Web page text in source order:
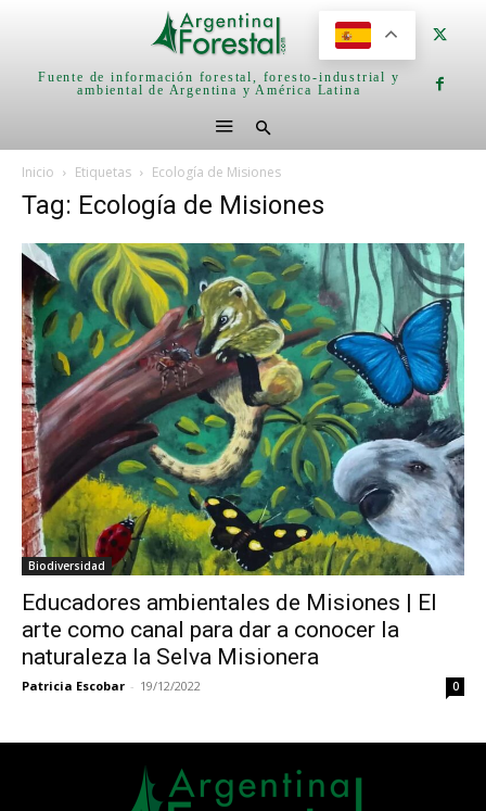
Fuente de información forestal, foresto-industrial y
ambiental de Argentina y América Latina
Inicio Etiquetas Ecología de Misiones
Tag: Ecología de Misiones
Biodiversidad
Educadores ambientales de Misiones | El
arte como canal para dar a conocer la
naturaleza la Selva Misionera
Patricia Escobar - 19/12/2022 0